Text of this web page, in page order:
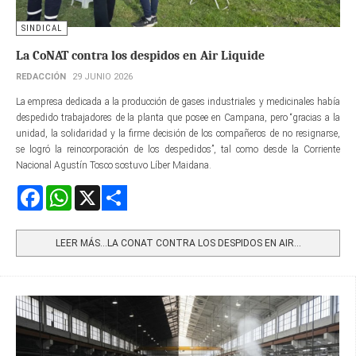
SINDICAL
La CoNAT contra los despidos en Air Liquide
REDACCIÓN 29 JUNIO 2026
La empresa dedicada a la producción de gases industriales y medicinales había
despedido trabajadores de la planta que posee en Campana, pero “gracias a la
unidad, la solidaridad y la firme decisión de los compañeros de no resignarse,
se logró la reincorporación de los despedidos”, tal como desde la Corriente
Nacional Agustín Tosco sostuvo Líber Maidana.
FacebookWhatsApp
LEER MÁS…LA CONAT CONTRA LOS DESPIDOS EN AIR...